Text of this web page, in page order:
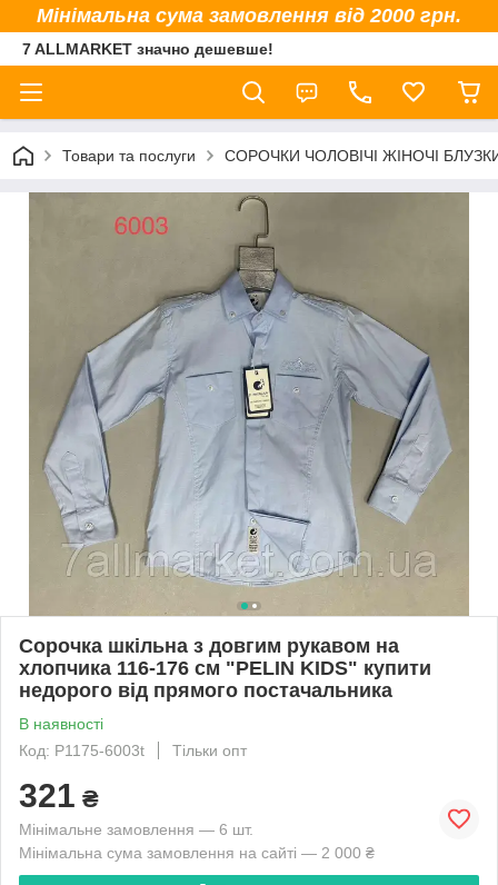
Мінімальна сума замовлення від 2000 грн.
7 ALLMARKET значно дешевше!
Товари та послуги СОРОЧКИ ЧОЛОВІЧІ ЖІНОЧІ
Сорочка шкільна з довгим рукавом на
хлопчика 116-176 см "PELIN KIDS" купити
недорого від прямого постачальника
В наявності
Код: P1175-6003t
Тільки опт
321 ₴
Мінімальне замовлення — 6 шт.
Мінімальна сума замовлення на сайті — 2 000 ₴